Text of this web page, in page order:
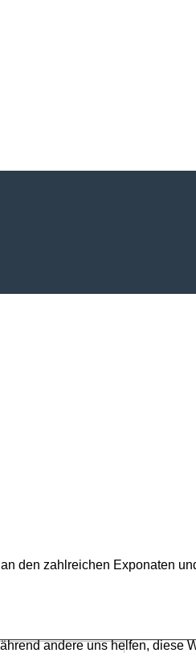
den zahlreichen Exponaten
andere uns helfen, diese